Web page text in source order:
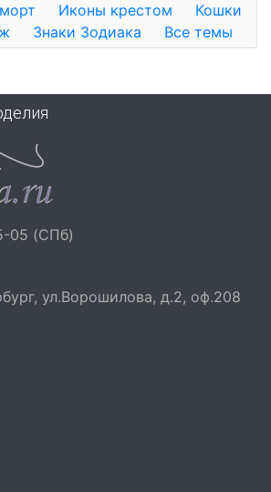
Иконы крестом
Кошки
Знаки Зодиака Все темы
05 (СПб)
ул.Ворошилова, д.2, оф.208